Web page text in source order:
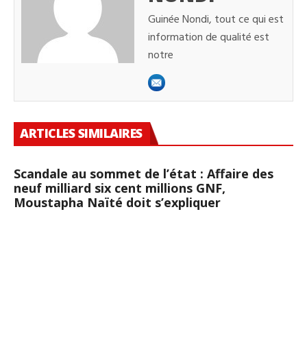
Guinée Nondi, tout ce qui est
information de qualité est
notre
ARTICLES SIMILAIRES
Scandale au sommet de l’état : Affaire des
neuf milliard six cent millions GNF,
Moustapha Naïté doit s’expliquer